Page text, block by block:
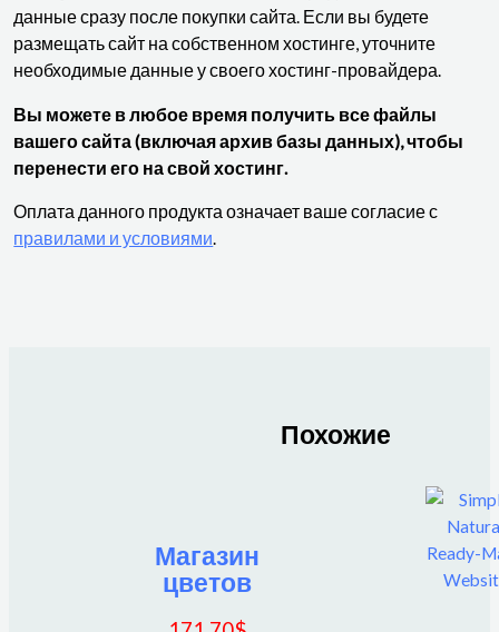
данные сразу после покупки сайта. Если вы будете
размещать сайт на собственном хостинге, уточните
необходимые данные у своего хостинг-провайдера.
Вы можете в любое время получить все файлы
вашего сайта (включая архив базы данных), чтобы
перенести его на свой хостинг.
Оплата данного продукта означает ваше согласие с
правилами и условиями.
Похожие
Магазин
цветов